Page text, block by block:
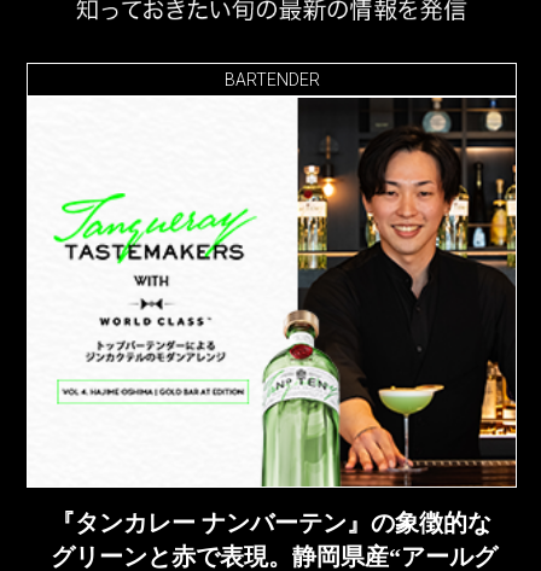
BARTENDER
『タンカレー ナンバーテン』の象徴的な
グリーンと赤で表現。静岡県産“アールグ